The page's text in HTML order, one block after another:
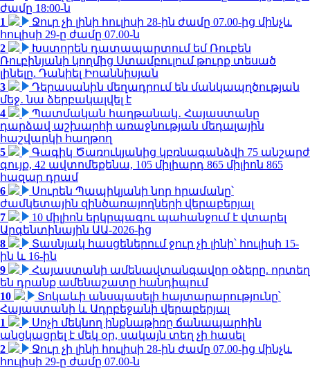
ժամը 18:00-ն
1
Ջուր չի լինի հուլիսի 28-ին ժամը 07.00-ից մինչև
հուլիսի 29-ը ժամը 07.00-ն
2
Խստորեն դատապարտում եմ Ռուբեն
Ռուբինյանի կողմից Ստամբուլում թուրք տեսած
լինելը. Դանիել Իոաննիսյան
3
Դերասանին մեղադրում են մանկապղծության
մեջ․ նա ձերբակալվել է
4
Պատմական հաղթանակ․ Հայաստանը
դարձավ աշխարհի առաջնության մեդալային
հաշվարկի հաղթող
5
Գագիկ Ծառուկյանից կբռնագանձվի 75 անշարժ
գույք, 42 ավտոմեքենա, 105 միլիարդ 865 միլիոն 865
հազար դրամ
6
Սուրեն Պապիկյանի նոր հրամանը՝
ժամկետային զինծառայողների վերաբերյալ
7
10 միլիոն երկրպագու պահանջում է վտարել
Արգենտինային ԱԱ-2026-ից
8
Տասնյակ հասցեներում ջուր չի լինի՝ հուլիսի 15-
ին և 16-ին
9
Հայաստանի ամենավտանգավոր օձերը. որտեղ
են դրանք ամենաշատը հանդիպում
10
Տոկաևի անսպասելի հայտարարությունը՝
Հայաստանի և Ադրբեջանի վերաբերյալ
1
Սոչի մեկնող ինքնաթիռը ճանապարհին
անցկացրել է մեկ օր, սակայն տեղ չի հասել
2
Ջուր չի լինի հուլիսի 28-ին ժամը 07.00-ից մինչև
հուլիսի 29-ը ժամը 07.00-ն